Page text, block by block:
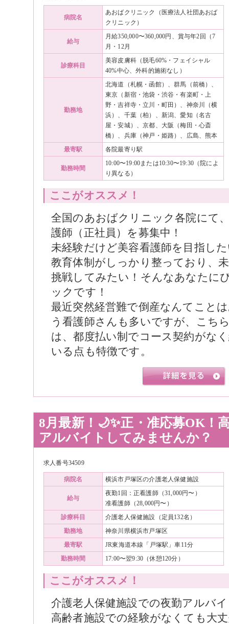
病院名
あおばクリニック（医療法人社団あおば
クリニック）
給与
月給350,000〜360,000円、賞与年2回（7
月・12月
診療科目
美容皮膚科（脱毛60%・フェイシャル
40%中心、外科的施術なし）
勤務地
北海道（札幌・函館）、群馬（前橋）、
東京（新宿・池袋・渋谷・有楽町・上
野・吉祥寺・立川・町田）、神奈川（横
浜）、千葉（柏）、新潟、愛知（名古
屋・安城）、京都、大阪（梅田・心斎
橋）、兵庫（神戸・姫路）、広島、熊本
最寄駅
各院最寄り駅
勤務時間
10:00〜19:00または10:30〜19:30（院によ
り異なる）
ここがオススメ！
全国のあおばクリニック各院にて
護師（正社員）を募集中！
未経験だけど美容看護師を目指し
教育体制がしっかり整っており、
挑戦してみたい！そんなあなたに
ックです！
最近突然経営難で倒産なんてこと
う看護師さんも多いですが、こち
は、都度払い制でコース契約がな
いる点も特徴です。
8月最新！🌙✨正・准応募OK！
アルバイトしてみませんか？
求人番号34509
病院名 横浜市戸塚区の介護老人保健施設
給与
夜勤1回：正看護師（31,000円〜）
准看護師（28,000円〜）
診療科目
介護老人保健施設（定員132名）
勤務地
神奈川県横浜市戸塚区
最寄駅
JR東海道本線「戸塚駅」車11分
勤務時間
17:00〜翌9:30（休憩120分）
ここがオススメ！
介護老人保健施設での夜勤アルバ
高齢者施設での経験がなくても大